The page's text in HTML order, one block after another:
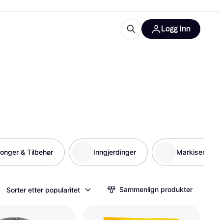
Logg inn
& Tilbehør Inngjerdinger Markiser
Sorter etter popularitet Sammenlign produkter